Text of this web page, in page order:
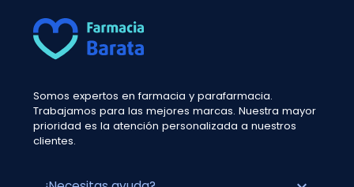
Somos expertos en farmacia y parafarmacia.
Trabajamos para las mejores marcas. Nuestra mayor
prioridad es la atención personalizada a nuestros
clientes.